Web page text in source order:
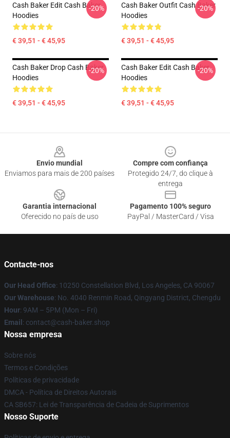
Cash Baker Edit Cash Baker
Hoodies
€ 39,51 - € 45,95
-20%
Cash Baker Outfit Cash Baker
Hoodies
€ 39,51 - € 45,95
-20%
Cash Baker Drop Cash Baker
Hoodies
€ 39,51 - € 45,95
-20%
Cash Baker Edit Cash Baker
Hoodies
€ 39,51 - € 45,95
-20%
Envio mundial
Enviamos para mais de 200 países
Compre com confiança
Protegido 24/7, do clique à
entrega
Garantia internacional
Oferecido no país de uso
Pagamento 100% seguro
PayPal / MasterCard / Visa
Contacte-nos
Our Head Office: 10250 Constellation Blvd, Los Angeles, CA 90067
Our Warehouse: No. 4040 Renmin Road, Qingyang District, Chengdu
Hour: 9AM – 5PM (Mon – Fri)
Email: contact@cash-baker.shop
Nossa empresa
Sobre nós
Termos e Condições
Políticas de privacidade
DMCA - Política de Direitos Autorais
CA SB657: Lei de Transparência de Cadeia de Suprimentos
Nosso Suporte